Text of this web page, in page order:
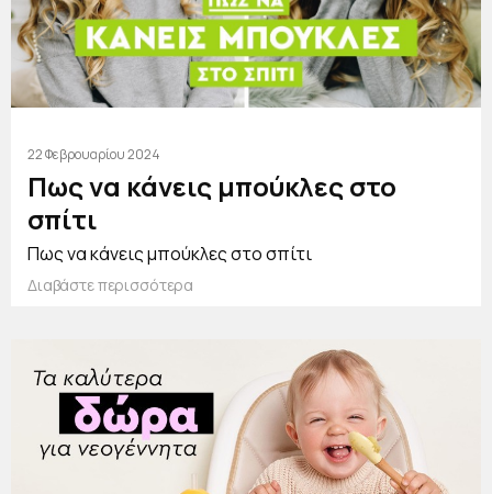
22 Φεβρουαρίου 2024
Πως να κάνεις μπούκλες στο
σπίτι
Πως να κάνεις μπούκλες στο σπίτι
Διαβάστε περισσότερα